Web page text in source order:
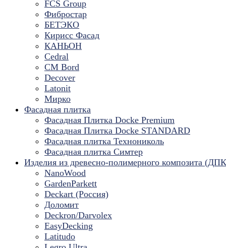
FCS Group
Фибростар
БЕТЭКО
Кирисс Фасад
КАНЬОН
Cedral
CM Bord
Decover
Latonit
Мирко
Фасадная плитка
Фасадная Плитка Docke Premium
Фасадная Плитка Docke STANDARD
Фасадная плитка Технониколь
Фасадная плитка Симтер
Изделия из древесно-полимерного композита
NanoWood
GardenParkett
Deckart (Россия)
Доломит
Deckron/Darvolex
EasyDecking
Latitudo